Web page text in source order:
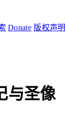
Donate 版权声明
与圣像